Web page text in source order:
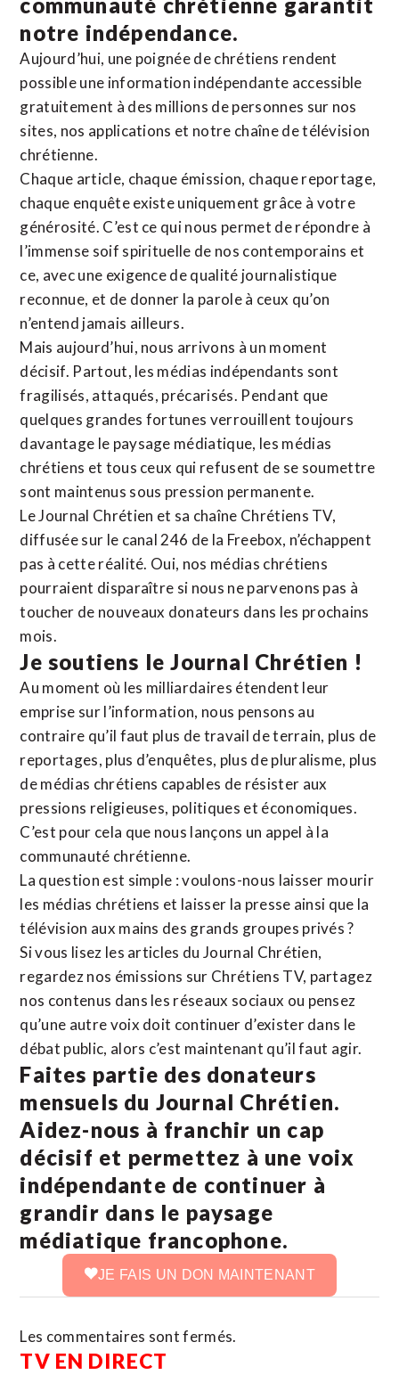
notre indépendance.
Aujourd’hui, une poignée de chrétiens rendent
possible une information indépendante accessible
gratuitement à des millions de personnes sur nos
sites, nos applications et notre chaîne de télévision
chrétienne.
Chaque article, chaque émission, chaque reportage,
chaque enquête existe uniquement grâce à votre
générosité. C’est ce qui nous permet de répondre à
l’immense soif spirituelle de nos contemporains et
ce, avec une exigence de qualité journalistique
reconnue, et de donner la parole à ceux qu’on
n’entend jamais ailleurs.
Mais aujourd’hui, nous arrivons à un moment
décisif. Partout, les médias indépendants sont
fragilisés, attaqués, précarisés. Pendant que
quelques grandes fortunes verrouillent toujours
davantage le paysage médiatique, les médias
chrétiens et tous ceux qui refusent de se soumettre
sont maintenus sous pression permanente.
Le Journal Chrétien et sa chaîne Chrétiens TV,
diffusée sur le canal 246 de la Freebox, n’échappent
pas à cette réalité. Oui, nos médias chrétiens
pourraient disparaître si nous ne parvenons pas à
toucher de nouveaux donateurs dans les prochains
mois.
Je soutiens le Journal Chrétien !
Au moment où les milliardaires étendent leur
emprise sur l’information, nous pensons au
contraire qu’il faut plus de travail de terrain, plus de
reportages, plus d’enquêtes, plus de pluralisme, plus
de médias chrétiens capables de résister aux
pressions religieuses, politiques et économiques.
C’est pour cela que nous lançons un appel à la
communauté chrétienne.
La question est simple : voulons-nous laisser mourir
les médias chrétiens et laisser la presse ainsi que la
télévision aux mains des grands groupes privés ?
Si vous lisez les articles du Journal Chrétien,
regardez nos émissions sur Chrétiens TV, partagez
nos contenus dans les réseaux sociaux ou pensez
qu’une autre voix doit continuer d’exister dans le
débat public, alors c’est maintenant qu’il faut agir.
Faites partie des donateurs
mensuels du Journal Chrétien.
Aidez-nous à franchir un cap
décisif et permettez à une voix
indépendante de continuer à
grandir dans le paysage
médiatique francophone.
JE FAIS UN DON MAINTENANT
Les commentaires sont fermés.
TV EN DIRECT